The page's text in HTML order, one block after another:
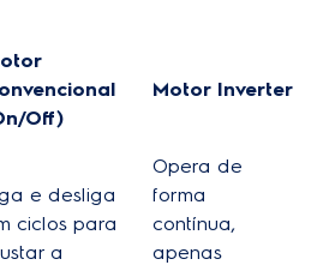
Off)
Motor Inverter
e desliga
ciclos para
a
Opera de
forma
contínua,
apenas